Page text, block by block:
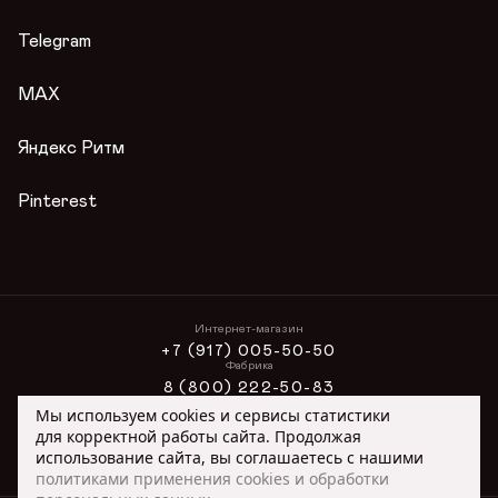
Telegram
MAX
Яндекс Ритм
Pinterest
Интернет-магазин
+7 (917) 005-50-50
Фабрика
8 (800) 222-50-83
ONLINE@ORIMEX.RU
Сотрудничество
ORIMEX@ORIMEX.RU
Мы используем cookies и сервисы статистики
для корректной работы сайта. Продолжая
использование сайта, вы соглашаетесь с нашими
политиками применения cookies и обработки